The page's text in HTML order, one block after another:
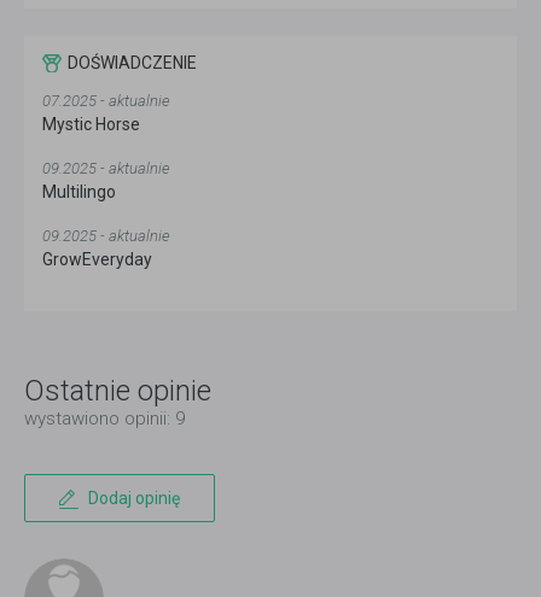
DOŚWIADCZENIE
07.2025 - aktualnie
Mystic Horse
09.2025 - aktualnie
Multilingo
09.2025 - aktualnie
GrowEveryday
Ostatnie opinie
wystawiono opinii: 9
Dodaj opinię